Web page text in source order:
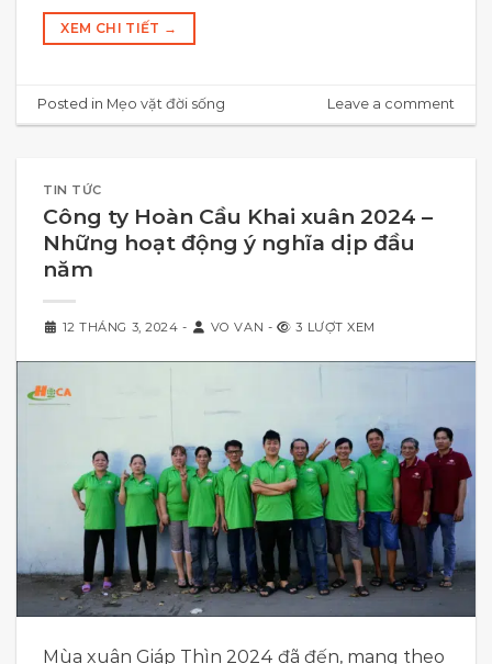
XEM CHI TIẾT →
Posted in Mẹo vặt đời sống Leave a comment
TIN TỨC
Công ty Hoàn Cầu Khai xuân 2024 –
Những hoạt động ý nghĩa dịp đầu
năm
12 THÁNG 3, 2024 - VO VAN - 3 LƯỢT XEM
Mùa xuân Giáp Thìn 2024 đã đến, mang theo